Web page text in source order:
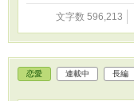
文字数 596,213
恋愛 連載中 長編